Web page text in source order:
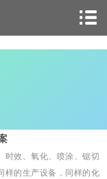
时效、氧化、喷涂、锯切
样的生产设备，同样的化